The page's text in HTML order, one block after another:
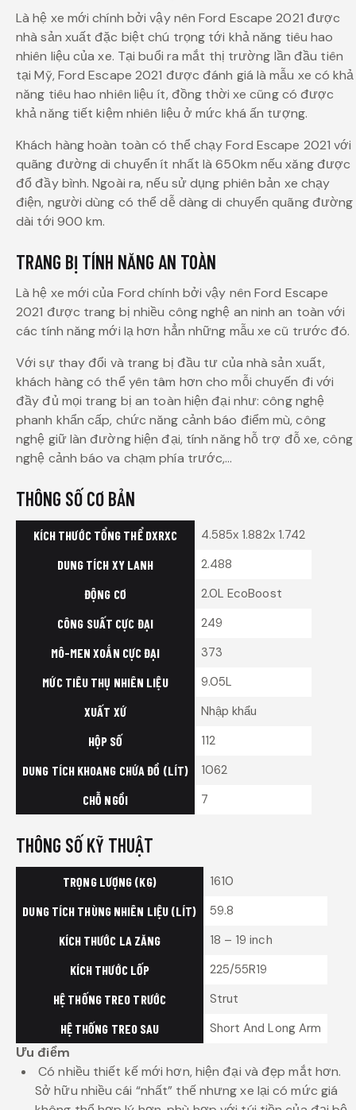
Là hệ xe mới chính bởi vậy nên Ford Escape 2021 được
nhà sản xuất đặc biệt chú trọng tới khả năng tiêu hao
nhiên liệu của xe. Tại buổi ra mắt thị trường lần đầu tiên
tại Mỹ, Ford Escape 2021 được đánh giá là mẫu xe có khả
năng tiêu hao nhiên liệu ít, đồng thời xe cũng có được
khả năng tiết kiệm nhiên liệu ở mức khá ấn tượng.
Khách hàng hoàn toàn có thể chạy Ford Escape 2021 với
quãng đường di chuyển ít nhất là 650km nếu xăng được
đổ đầy bình. Ngoài ra, nếu sử dụng phiên bản xe chạy
điện, người dùng có thể dễ dàng di chuyển quãng đường
dài tới 900 km.
TRANG BỊ TÍNH NĂNG AN TOÀN
Là hệ xe mới của Ford chính bởi vậy nên Ford Escape
2021 được trang bị nhiều công nghệ an ninh an toàn với
các tính năng mới lạ hơn hẳn những mẫu xe cũ trước đó.
Với sự thay đổi và trang bị đầu tư của nhà sản xuất,
khách hàng có thể yên tâm hơn cho mỗi chuyến đi với
đầy đủ mọi trang bị an toàn hiện đại như: công nghệ
phanh khẩn cấp, chức năng cảnh báo điểm mù, công
nghệ giữ làn đường hiện đại, tính năng hỗ trợ đỗ xe, công
nghệ cảnh báo va chạm phía trước,…
THÔNG SỐ CƠ BẢN
KÍCH THƯỚC TỔNG THỂ DXRXC 4.585x 1.882x 1.742
DUNG TÍCH XY LANH 2.488
ĐỘNG CƠ 2.0L EcoBoost
CÔNG SUẤT CỰC ĐẠI 249
MÔ-MEN XOẮN CỰC ĐẠI 373
MỨC TIÊU THỤ NHIÊN LIỆU 9.05L
XUẤT XỨ Nhập khẩu
HỘP SỐ 112
DUNG TÍCH KHOANG CHỨA ĐỒ (LÍT) 1062
CHỖ NGỒI 7
THÔNG SỐ KỸ THUẬT
TRỌNG LƯỢNG (KG) 1610
DUNG TÍCH THÙNG NHIÊN LIỆU (LÍT) 59.8
KÍCH THƯỚC LA ZĂNG 18 – 19 inch
KÍCH THƯỚC LỐP 225/55R19
HỆ THỐNG TREO TRƯỚC Strut
HỆ THỐNG TREO SAU Short And Long Arm
Ưu điểm
Có nhiều thiết kế mới hơn, hiện đại và đẹp mắt hơn.
Sở hữu nhiều cái “nhất” thế nhưng xe lại có mức giá